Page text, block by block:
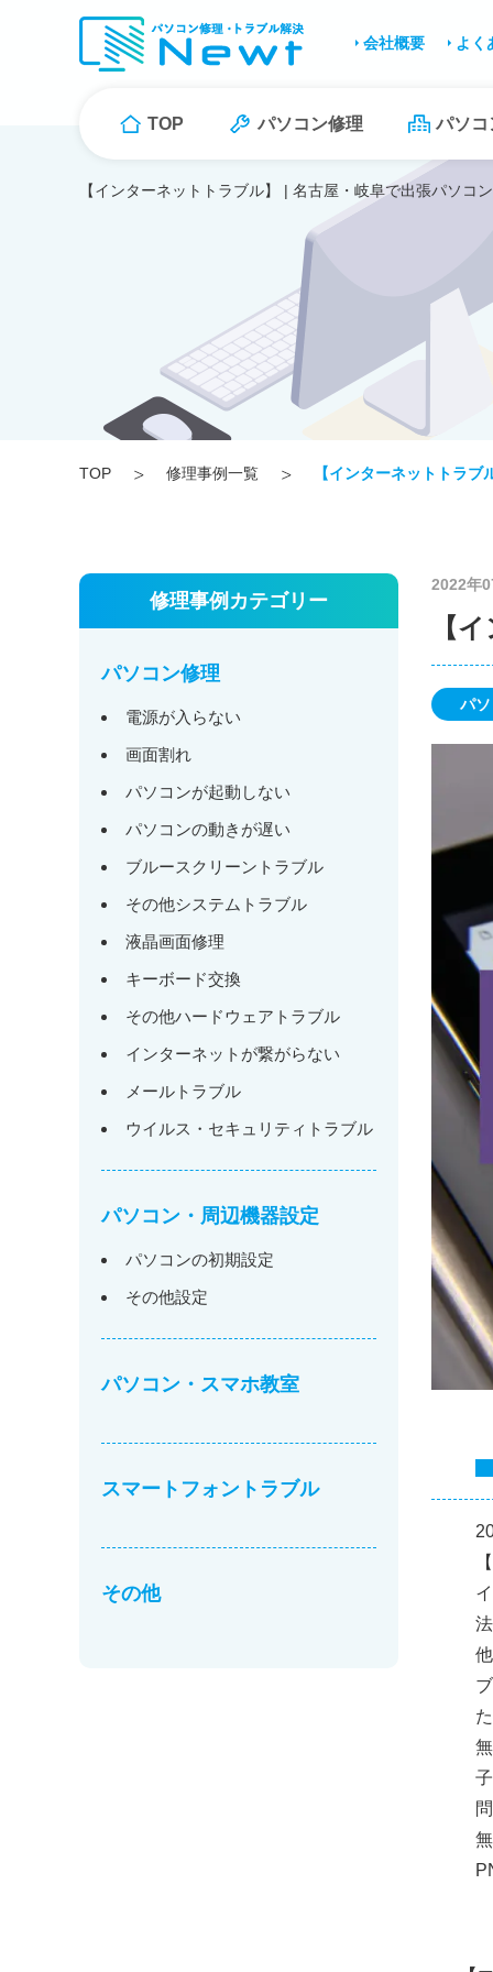
TOP パソコン修理 パソコ
会社概要 よく
【インターネットトラブル】 | 名古屋・岐阜で出張パソコ
TOP 修理事例一覧 【インターネットトラブ
修理事例カテゴリー
パソコン修理
電源が入らない
画面割れ
パソコンが起動しない
パソコンの動きが遅い
ブルースクリーントラブル
その他システムトラブル
液晶画面修理
キーボード交換
その他ハードウェアトラブル
インターネットが繋がらない
メールトラブル
ウイルス・セキュリティトラブル
パソコン・周辺機器設定
パソコンの初期設定
その他設定
パソコン・スマホ教室
スマートフォントラブル
その他
【
2022年
パ